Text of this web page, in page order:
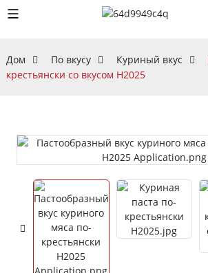
Дом По вкусу Куриный вкус
крестьянски со вкусом H2025